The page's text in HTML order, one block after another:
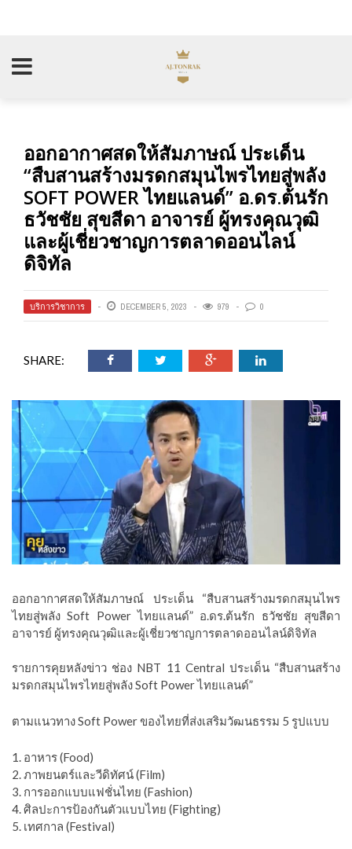
ออกอากาศสดให้สัมภาษณ์ ประเด็น
“สืบสานสร้างมรดกสมุนไพรไทยสู่พลัง
SOFT POWER ไทยแลนด์” อ.ดร.ต้นรัก
ธวัชชัย สุขสีดา อาจารย์ ผู้ทรงคุณวุฒิ
และผู้เชี่ยวชาญการตลาดออนไลน์
ดิจิทัล
บริการวิชาการ DECEMBER 5, 2023 979 0
SHARE:
ออกอากาศสดให้สัมภาษณ์ ประเด็น “สืบสานสร้างมรดกสมุนไพร
ไทยสู่พลัง Soft Power ไทยแลนด์” อ.ดร.ต้นรัก ธวัชชัย สุขสีดา
อาจารย์ ผู้ทรงคุณวุฒิและผู้เชี่ยวชาญการตลาดออนไลน์ดิจิทัล
รายการคุยหลังข่าว ช่อง NBT 11 Central ประเด็น “สืบสานสร้าง
มรดกสมุนไพรไทยสู่พลัง Soft Power ไทยแลนด์”
ตามแนวทาง Soft Power ของไทยที่ส่งเสริมวัฒนธรรม 5 รูปแบบ
1. อาหาร (Food)
2. ภาพยนตร์และวีดิทัศน์ (Film)
3. การออกแบบแฟชั่นไทย (Fashion)
4. ศิลปะการป้องกันตัวแบบไทย (Fighting)
5. เทศกาล (Festival)